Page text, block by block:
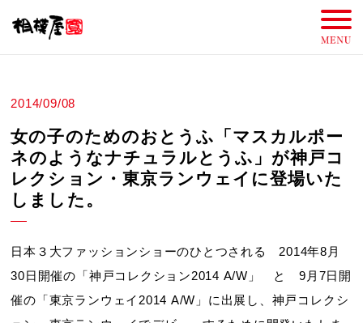
2014/09/08
女の子のためのおとうふ「マスカルポー
ネのようなナチュラルとうふ」が神戸コ
レクション・東京ランウェイに登場いた
しました。
日本３大ファッションショーのひとつされる 2014年8月
30日開催の「神戸コレクション2014 A/W」 と 9月7日開
催の「東京ランウェイ2014 A/W」に出展し、神戸コレクシ